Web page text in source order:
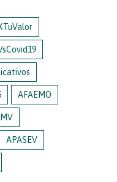
AFAEMO
APASEV